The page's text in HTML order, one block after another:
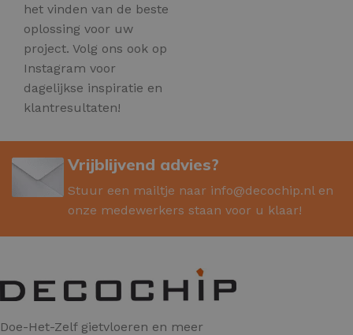
het vinden van de beste
oplossing voor uw
project. Volg ons ook op
Instagram voor
dagelijkse inspiratie en
klantresultaten!
Vrijblijvend advies?
Stuur een mailtje naar info@decochip.nl en
onze medewerkers staan voor u klaar!
Doe-Het-Zelf gietvloeren en meer